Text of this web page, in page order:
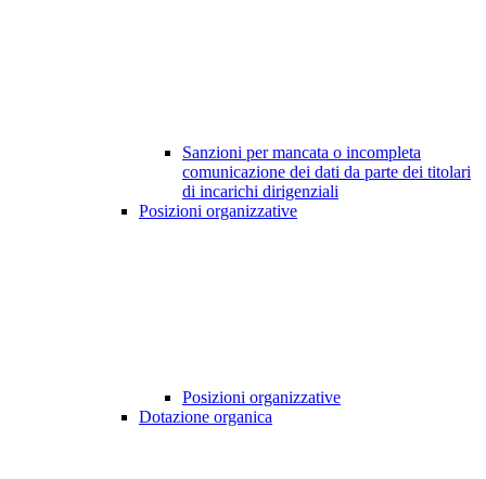
Sanzioni per mancata o incompleta
comunicazione dei dati da parte dei titolari
di incarichi dirigenziali
Posizioni organizzative
Posizioni organizzative
Dotazione organica